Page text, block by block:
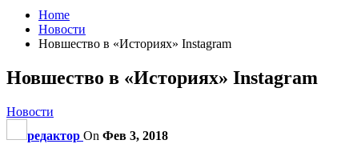
Home
Новости
Новшество в «Историях» Instagram
Новшество в «Историях» Instagram
Новости
редактор On Фев 3, 2018